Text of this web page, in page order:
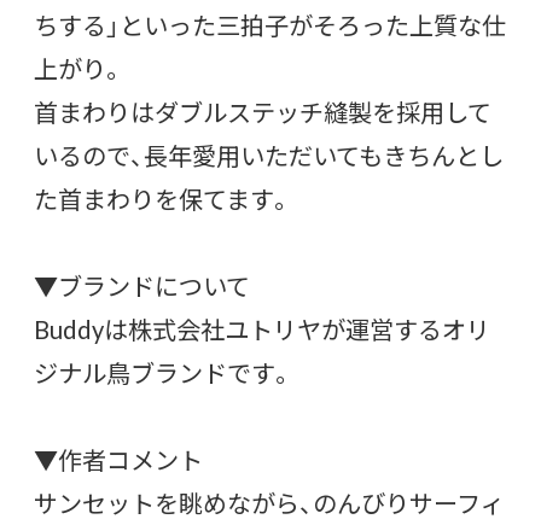
ちする」といった三拍子がそろった上質な仕
上がり。
首まわりはダブルステッチ縫製を採用して
いるので、長年愛用いただいてもきちんとし
た首まわりを保てます。
▼ブランドについて
Buddyは株式会社ユトリヤが運営するオリ
ジナル鳥ブランドです。
▼作者コメント
サンセットを眺めながら、のんびりサーフィ